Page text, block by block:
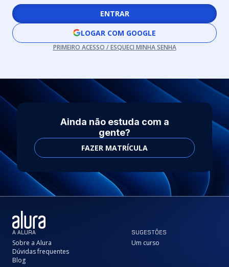
ENTRAR
LOGAR COM GOOGLE
PRIMEIRO ACESSO / ESQUECI MINHA SENHA
Ainda não estuda com a
gente?
FAZER MATRÍCULA
A ALURA
Sobre a Alura
Dúvidas frequentes
Blog
SUGESTÕES
Um curso